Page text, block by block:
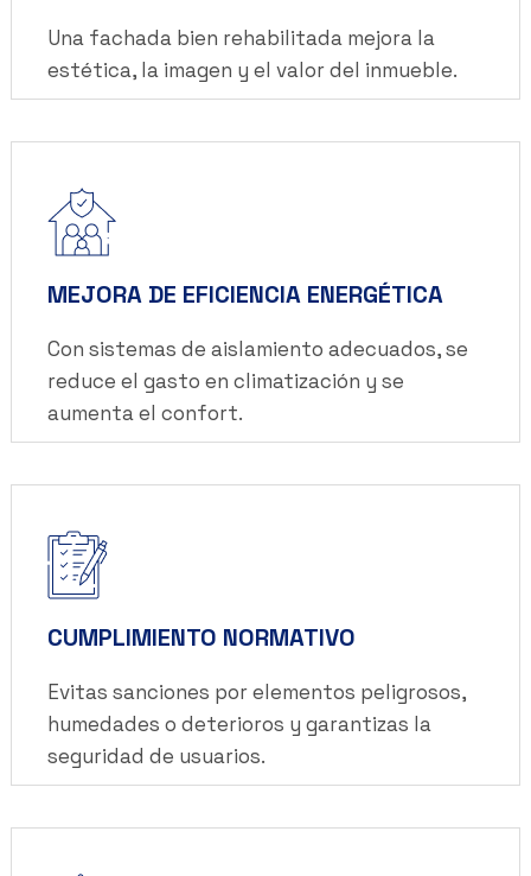
Una fachada bien rehabilitada mejora la
estética, la imagen y el valor del inmueble.
MEJORA DE EFICIENCIA ENERGÉTICA
Con sistemas de aislamiento adecuados, se
reduce el gasto en climatización y se
aumenta el confort.
CUMPLIMIENTO NORMATIVO
Evitas sanciones por elementos peligrosos,
humedades o deterioros y garantizas la
seguridad de usuarios.